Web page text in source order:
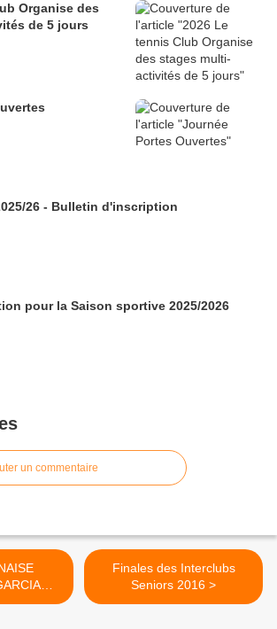
Organise des
de 5 jours
26 - Bulletin d'inscription
pour la Saison sportive 2025/2026
un commentaire
DOUBLE
Finales des Interclubs
Seniors 2016 >